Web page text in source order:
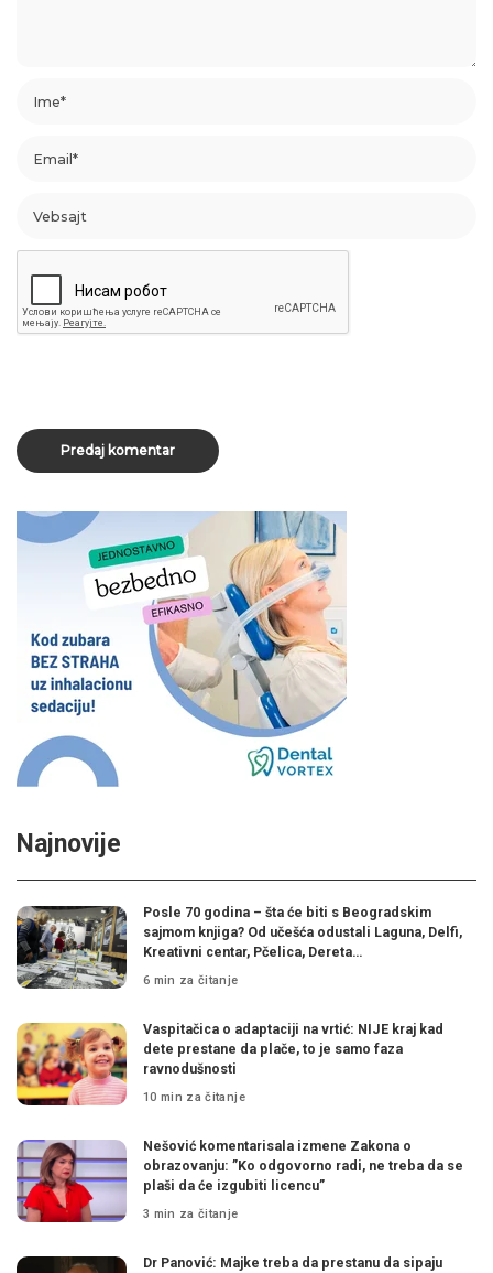
Najnovije
Posle 70 godina – šta će biti s Beogradskim
sajmom knjiga? Od učešća odustali Laguna, Delfi,
Kreativni centar, Pčelica, Dereta…
6 min za čitanje
Vaspitačica o adaptaciji na vrtić: NIJE kraj kad
dete prestane da plače, to je samo faza
ravnodušnosti
10 min za čitanje
Nešović komentarisala izmene Zakona o
obrazovanju: ”Ko odgovorno radi, ne treba da se
plaši da će izgubiti licencu”
3 min za čitanje
Dr Panović: Majke treba da prestanu da sipaju